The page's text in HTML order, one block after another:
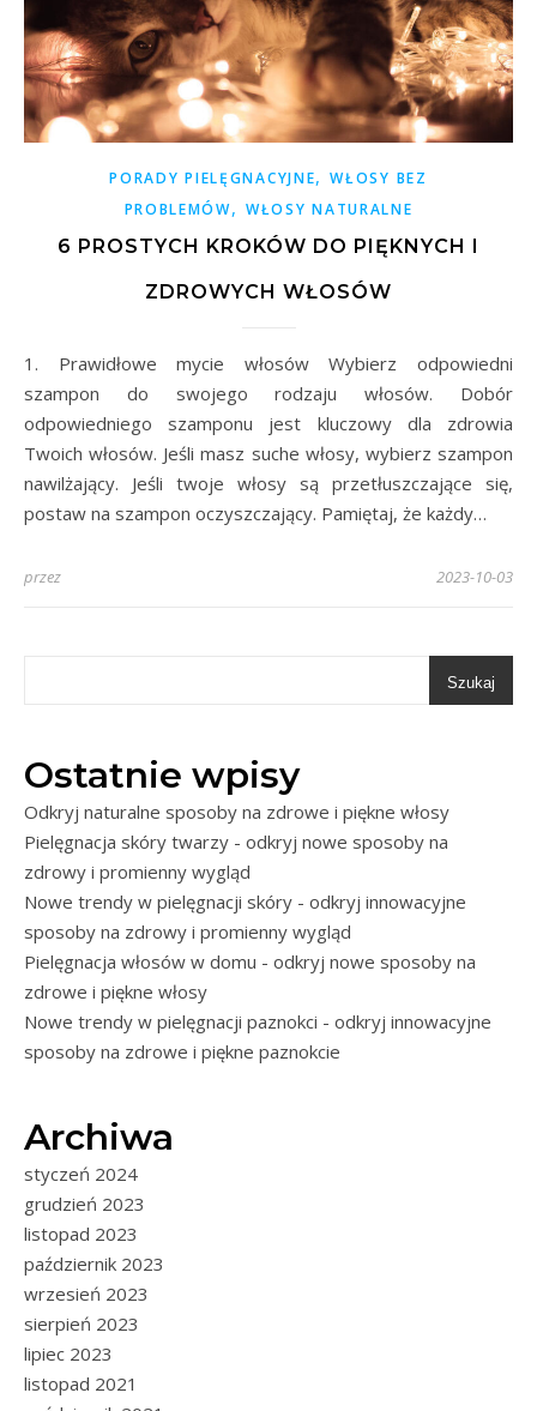
PORADY PIELĘGNACYJNE,WŁOSY BEZ
PROBLEMÓW, WŁOSY NATURALNE
6 PROSTYCH KROKÓW DO PIĘKNYCH I
ZDROWYCH WŁOSÓW
1. Prawidłowe mycie włosów Wybierz odpowiedni
szampon do swojego rodzaju włosów. Dobór
odpowiedniego szamponu jest kluczowy dla zdrowia
Twoich włosów. Jeśli masz suche włosy, wybierz szampon
nawilżający. Jeśli twoje włosy są przetłuszczające się,
postaw na szampon oczyszczający. Pamiętaj, że każdy…
przez 2023-10-03
Szukaj
Ostatnie wpisy
Odkryj naturalne sposoby na zdrowe i piękne włosy
Pielęgnacja skóry twarzy - odkryj nowe sposoby na
zdrowy i promienny wygląd
Nowe trendy w pielęgnacji skóry - odkryj innowacyjne
sposoby na zdrowy i promienny wygląd
Pielęgnacja włosów w domu - odkryj nowe sposoby na
zdrowe i piękne włosy
Nowe trendy w pielęgnacji paznokci - odkryj innowacyjne
sposoby na zdrowe i piękne paznokcie
Archiwa
styczeń 2024
grudzień 2023
listopad 2023
październik 2023
wrzesień 2023
sierpień 2023
lipiec 2023
listopad 2021